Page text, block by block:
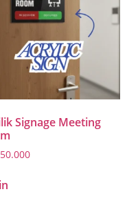
Signage Meeting